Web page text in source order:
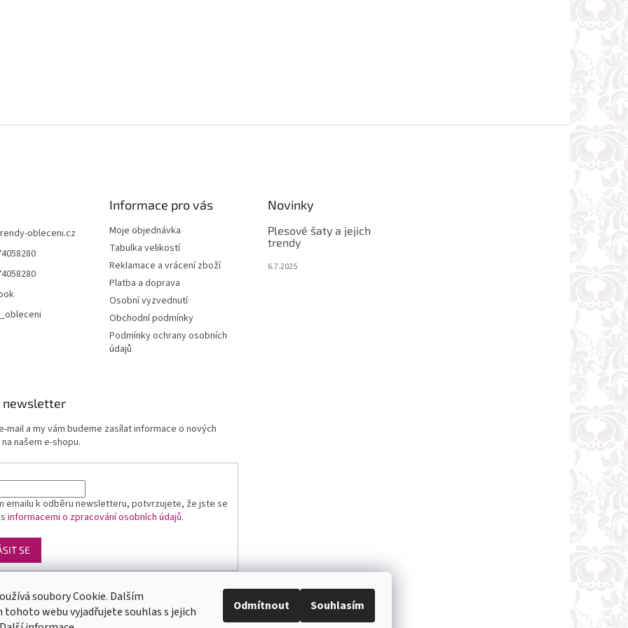
soubory Cookie. Dalším
tohoto webu vyjadřujete souhlas s jejich
Odmítnout Souhlasím
obleceni.cz
Informace pro vás
Moje objednávka
Tabulka velikostí
Reklamace a vrácení zboží
Platba a doprava
Osobní vyzvednutí
Obchodní podmínky
Podmínky ochrany osobních
údajů
Novinky
Plesové šaty a jejich
trendy
6.7.2025
newsletter
mail a my vám budeme zasílat informace o nových
našem e-shopu.
emailu k odběru newsletteru, potvrzujete, že jste se
informacemi o zpracování osobních údajů.
SE
Luxusní pánská móda GLAMI Levné ubytování v Orlických horách